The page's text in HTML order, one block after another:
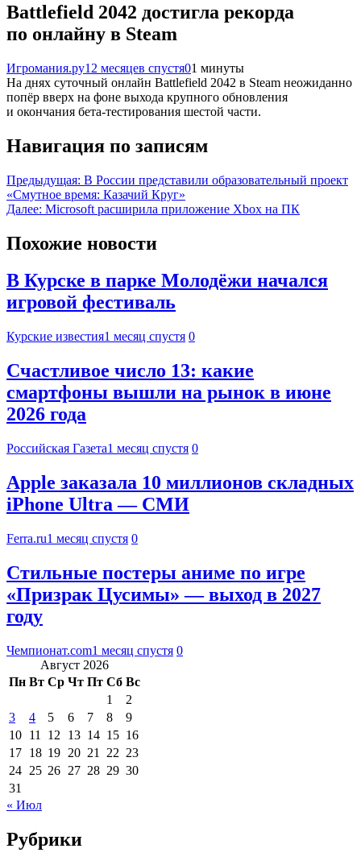
Battlefield 2042 достигла рекорда
по онлайну в Steam
Игромания.ру12 месяцев спустя01 минуты
На днях суточный онлайн Battlefield 2042 в Steam неожиданно
попёр вверх на фоне выхода крупного обновления
и окончания бета-тестирования шестой части.
Навигация по записям
Предыдущая: В России представили образовательный проект
«Смутное время: Казачий Круг»
Далее: Microsoft расширила приложение Xbox на ПК
Похожие новости
В Курске в парке Молодёжи начался
игровой фестиваль
Курские известия1 месяц спустя 0
Счастливое число 13: какие
смартфоны вышли на рынок в июне
2026 года
Российская Газета1 месяц спустя 0
Apple заказала 10 миллионов складных
iPhone Ultra — СМИ
Ferra.ru1 месяц спустя 0
Стильные постеры аниме по игре
«Призрак Цусимы» — выход в 2027
году
Чемпионат.com1 месяц спустя 0
Август 2026
Пн Вт Ср Чт Пт Сб Вс
1
2
3
4 5 6 7 8
9
10 11 12 13 14 15 16
17 18 19 20 21 22 23
24 25 26 27 28 29 30
31
« Июл
Рубрики